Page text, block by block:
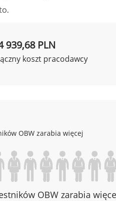
939,68 PLN
koszt pracodawcy
OBW zarabia więcej
OBW zarabia